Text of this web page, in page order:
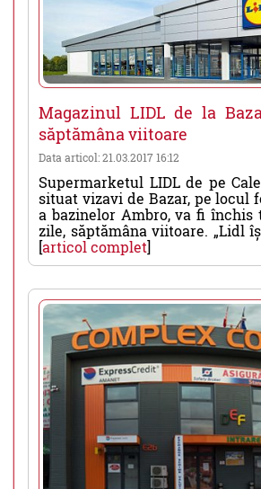
Magazinul LIDL de la
săptămâna viitoare
Data articol: 21.03.2017 16:12
Supermarketul LIDL de pe
situat vizavi de Bazar, pe locul
a bazinelor Ambro, va fi închis
zile, săptămâna viitoare. „Lidl
[articol complet]